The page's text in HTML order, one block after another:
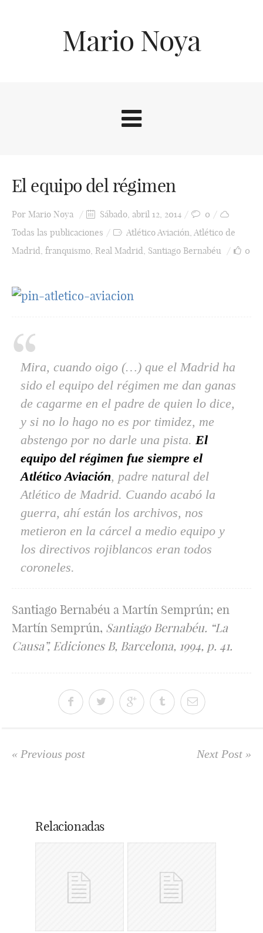
Mario Noya
El equipo del régimen
Por Mario Noya Sábado, abril 12, 2014
0
Todas las publicaciones
Atlético Aviación, Atlético de
Madrid, franquismo, Real Madrid, Santiago Bernabéu 0
Mira, cuando oigo (…) que el Madrid ha
sido el equipo del régimen me dan ganas
de cagarme en el padre de quien lo dice,
y si no lo hago no es por timidez, me
abstengo por no darle una pista. El
equipo del régimen fue siempre el
Atlético Aviación, padre natural del
Atlético de Madrid. Cuando acabó la
guerra, ahí están los archivos, nos
metieron en la cárcel a medio equipo y
los directivos rojiblancos eran todos
coroneles.
Santiago Bernabéu a Martín Semprún; en
Martín Semprún, Santiago Bernabéu. “La
Causa”, Ediciones B, Barcelona, 1994, p. 41.
« Previous post Next Post »
Relacionadas